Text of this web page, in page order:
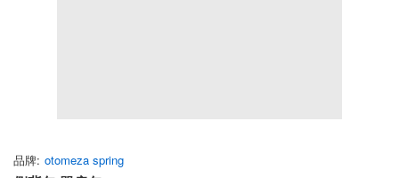
品牌 otomeza spring